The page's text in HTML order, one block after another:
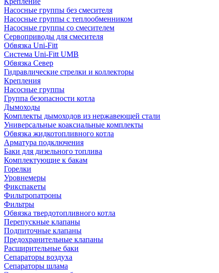
Насосные группы без смесителя
Насосные группы с теплообменником
Насосные группы со смесителем
Сервоприводы для смесителя
Обвязка Uni-Fitt
Система Uni-Fitt UMB
Обвязка Север
Гидравлические стрелки и коллекторы
Крепления
Насосные группы
Группа безопасности котла
Дымоходы
Комплекты дымоходов из нержавеющей стали
Универсальные коаксиальные комплекты
Обвязка жидкотопливного котла
Арматура подключения
Баки для дизельного топлива
Комплектующие к бакам
Горелки
Уровнемеры
Фикспакеты
Фильтропатроны
Фильтры
Обвязка твердотопливного котла
Перепускные клапаны
Подпиточные клапаны
Предохранительные клапаны
Расширительные баки
Сепараторы воздуха
Сепараторы шлама